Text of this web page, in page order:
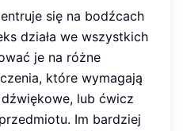
się na bodźcach
działa we wszystkich
je na różne
które wymagają
dźwiękowe, lub ćwicz
Im bardziej